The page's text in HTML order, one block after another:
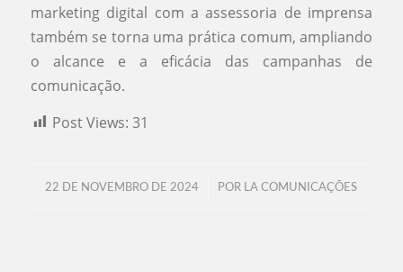
marketing digital com a assessoria de imprensa
também se torna uma prática comum, ampliando
o alcance e a eficácia das campanhas de
comunicação.
Post Views: 31
22 DE NOVEMBRO DE 2024
/ POR LA COMUNICAÇÕES